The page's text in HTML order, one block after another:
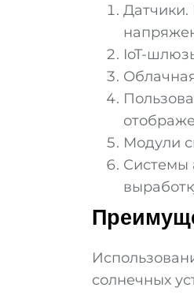
Датчики.
IoT-
Модули
Системы
солнечных